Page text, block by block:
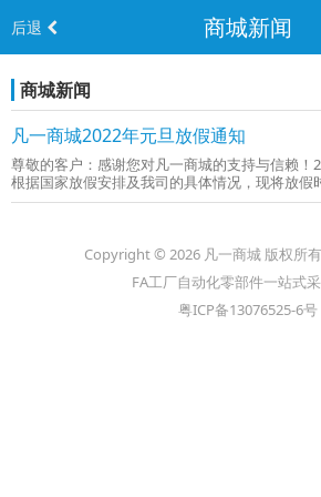
后退 商城新闻
商城新闻
凡一商城2022年元旦放假通知
尊敬的客户：感谢您对凡一商城的支持与信赖！
根据国家放假安排及我司的具体情况，现将放假
间：1月1号至1月3号（共3天）放假期间，订单
Copyright © 2026 凡一商城 版权所
FA工厂自动化零部件一站式
粤ICP备13076525-6号